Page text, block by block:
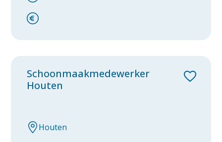
Schoonmaakmedewerker
Houten
Houten
Logistiek